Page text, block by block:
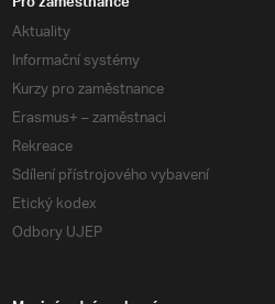
Aktuality
Informační systémy
Kurzy pro zaměstnance
Erasmus+ – zaměstnaci
Rekreace
Sdílení přístrojového vybavení
Etický kodex
Odbory UJEP